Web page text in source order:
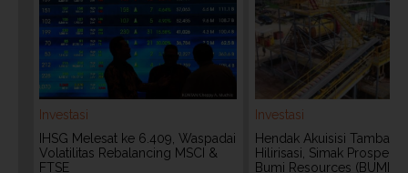
Investasi
IHSG Melesat ke 6.409, Waspadai
Volatilitas Rebalancing MSCI &
FTSE
Investasi
Hendak Akuisisi
Hilirisasi, Simak Prospek
Bumi Resources (BUMI)